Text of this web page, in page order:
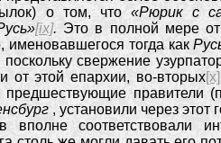
о том, что«Рюрик с
[ix]. Это в полной мере
именовавшегося тогда как
поскольку свержение
от этой епархии, во-вторых[x]
правители
, установили через этот
соответствовали